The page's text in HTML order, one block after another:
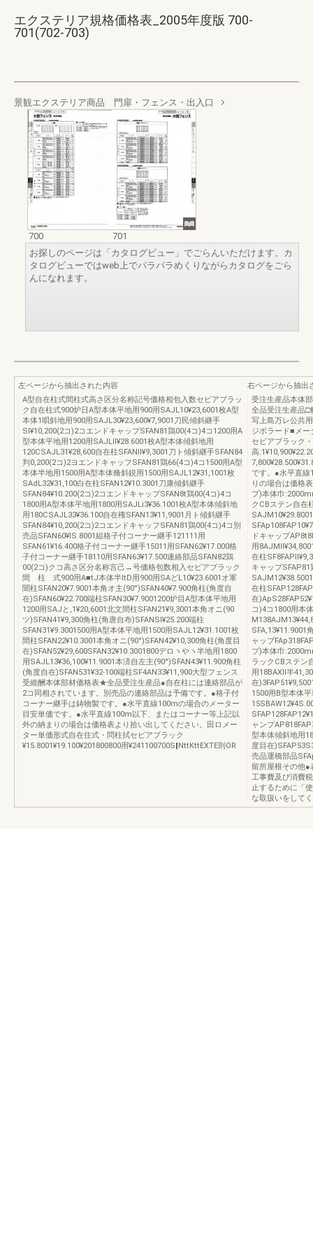
エクステリア規格価格表_2005年度版 700-
701(702-703)
景観エクステリア商品 門扉・フェンス・出入口
700
701
お探しのページは「カタログビュー」でごらんいただけます。カ
タログビューではweb上でパラパラめくりながらカタログをごら
んになれます。
左ページから抽出された内容
A型自在柱式間柱式高さ区分名称記号価格相包入数セピアブラッ
ク自在柱式900炉日A型本体平地用900用SAJL10¥23,6001枚A型
本体1唄斜地用900用SAJL30¥23,600¥7,9001刀民傾斜継手
Sl¥10,200(2コ)2コエンドキャップSFAN81鶏00(4コ)4コ1200用A
型本体平地用1200用SAJLll¥28.6001枚A型本体傾斜地用
120CSAJL31¥28,600自在柱SFANll¥9,3001刀ト傾斜継手SFAN84
判0,200(2コ)2ヨエンドキャッフSFAN81鶏66(4コ)4コ1500用A型
本体半地用1500用A型本体脩斜鋭用1500用SAJL12¥31,1001枚
SAdL32¥31,100白在柱SFAN12¥10.3001刀康傾斜継手
SFAN84¥10.200(2コ)2コエンドキャップSFAN8t鶏00(4コ)4コ
1800用A型本体平地用1800用SAJLi3¥36.1001枚A型本体傾斜地
用180CSAJL33¥36.100自在権SFAN13¥11,9001月ト傾斜継手
SFAN84¥10,200(2コ)2コエンドキャッフSFAN81鶏00(4コ)4コ別
売品SFAN60¥lS.8001組格子付コーナー継手121111用
SFAN61¥16.400格子付コーナー継手15011用SFAN62¥17.000格
子付コーナー継手18110用SFAN63¥17.500連絡部品SFAN82鶏
00(2コ)クコ高さ区分名称言己→号価格包数相入セピアブラック
間 柱 式900用A■tJ本体半ltD用900用SAどL10¥23.6001オ軍
聞柱SFAN20¥7.9001本角オ主(90°)SFAN40¥7.900角柱(角度自
在)SFAN60¥22.700端柱SFAN30¥7.9001200炉目A型本体平地用
1200用SAJと,1¥20,6001北文間柱SFAN21¥9,3001本角オニ(90
ツ)SFAN41¥9,300角柱(角唐自布)SFANSl¥25.200端柱
SFAN31¥9.3001500用A型本体平地用1500用SAJL12¥31.1001枚
間柱SFAN22¥10.3001本角オニ(90°)SFAN42¥10,300角柱(角度目
在)SFAN52¥29,600SFAN32¥10.3001800デロヽやヽ半地用1800
用SAJL13¥36,100¥11.9001本済自左主(90°)SFAN43¥11.900角柱
(角度自在)SFAN531¥32‐100端柱SF4AN33¥11,900大型フェンス
受維酬本体部材価格表★全品受注生産品●自在柱には連絡部品が
2コ同相されています。別売品の連絡部品は予備です。●格子付
コーナー継手は鋳物製です。●水平直線100mの場合のメーター
目安単価です。●水平直線100m以下、またはコーナー等上記以
外の納まりの場合は価格表より拾い出してください。田ロメー
ター単価形式自在住式・問柱拭セビアブラック
¥15.8001¥19.100¥201800800用¥241100700S‖NttKttEXTE則OR
右ページから抽出
受注生産品本体
全品受注生産品□
写上島万レ公共
ジボラード■メー
セビアブラック
高
です。●水平直線
りの場合は価格
プ)本体巾
クCBステン自在
ドキャップ
用
在柱
キャップ
在柱
在
コ)4コ1800用本
SFA,13¥11.9001
ャップ
プ)本体巾
ラックCBステン
用18BAXll半
在
1500用B型本体
ャンプ
型本体傾斜地用
度目在
売品運橋部品
留所屋根その他●
工事費及び消費
止するために「
な取扱いをして